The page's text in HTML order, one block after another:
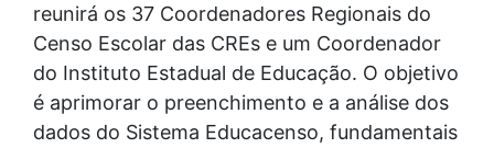
reunirá os 37 Coordenadores Regionais do
Censo Escolar das CREs e um Coordenador
do Instituto Estadual de Educação. O objetivo
é aprimorar o preenchimento e a análise dos
dados do Sistema Educacenso, fundamentais